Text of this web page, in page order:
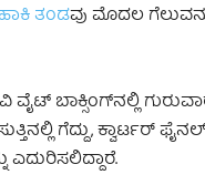
ತಂಡವು ಮೊದಲ
ಬಾಕ್ಸಿಂಗ್‌ನಲ್ಲಿ
ಗೆದ್ದು, ಕ್ವಾರ್ಟರ್